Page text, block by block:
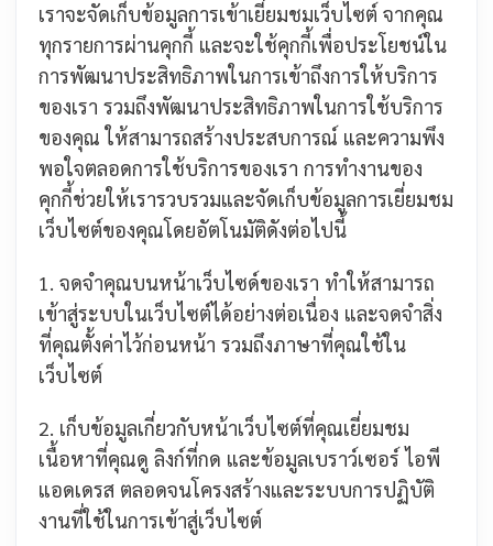
เราจะจัดเก็บข้อมูลการเข้าเยี่ยมชมเว็บไซต์ จากคุณ
ทุกรายการผ่านคุกกี้ และจะใช้คุกกี้เพื่อประโยชน์ใน
การพัฒนาประสิทธิภาพในการเข้าถึงการให้บริการ
ของเรา รวมถึงพัฒนาประสิทธิภาพในการใช้บริการ
ของคุณ ให้สามารถสร้างประสบการณ์ และความพึง
พอใจตลอดการใช้บริการของเรา การทำงานของ
คุกกี้ช่วยให้เรารวบรวมและจัดเก็บข้อมูลการเยี่ยมชม
เว็บไซต์ของคุณโดยอัตโนมัติดังต่อไปนี้
1. จดจำคุณบนหน้าเว็บไซด์ของเรา ทำให้สามารถ
เข้าสู่ระบบในเว็บไซต์ได้อย่างต่อเนื่อง และจดจำสิ่ง
ที่คุณตั้งค่าไว้ก่อนหน้า รวมถึงภาษาที่คุณใช้ใน
เว็บไซต์
2. เก็บข้อมูลเกี่ยวกับหน้าเว็บไซต์ที่คุณเยี่ยมชม
เนื้อหาที่คุณดู ลิงก์ที่กด และข้อมูลเบราว์เซอร์ ไอพี
แอดเดรส ตลอดจนโครงสร้างและระบบการปฏิบัติ
งานที่ใช้ในการเข้าสู่เว็บไซต์